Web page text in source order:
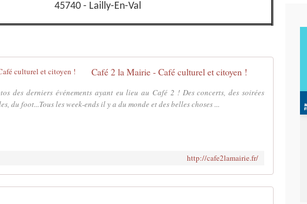
45740 - Lailly-En-Val
Café 2 la Mairie - Café culturel et citoyen !
des derniers événements ayant eu lieu au Café 2 ! Des concerts, des soirées
du foot...Tous les week-ends il y a du monde et des belles choses ...
http://cafe2lamairie.fr/